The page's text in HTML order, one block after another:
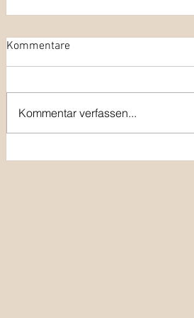
Kommentare
Kommentar verfassen...